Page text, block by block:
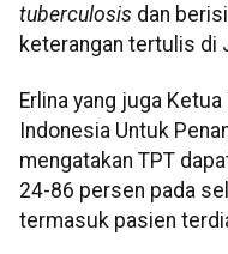
tuberculosis dan
keterangan tertulis di
Erlina yang juga
Indonesia Untuk
mengatakan TPT
24-86 persen pada
termasuk pasien